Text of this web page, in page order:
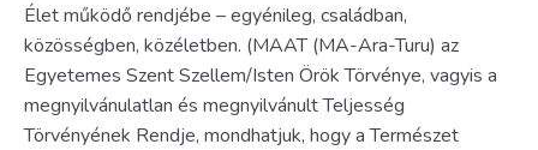
Élet működő rendjébe – egyénileg, családban,
közösségben, közéletben. (MAAT (MA-Ara-Turu) az
Egyetemes Szent Szellem/Isten Örök Törvénye, vagyis a
megnyilvánulatlan és megnyilvánult Teljesség
Törvényének Rendje, mondhatjuk, hogy a Természet